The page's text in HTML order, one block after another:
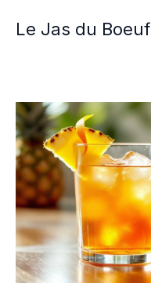
Le Jas du Boeuf